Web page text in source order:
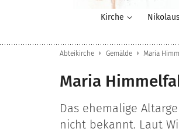
Kirche Nikolaus
Abteikirche Gemälde Maria
Maria
Das ehemalige
nicht bekannt. Laut